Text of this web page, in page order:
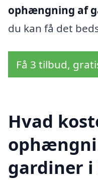
ophængning af
du kan få det
Få 3 tilbud,
Hvad
gardiner i